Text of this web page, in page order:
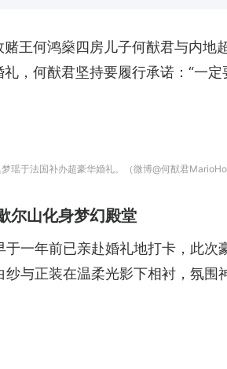
赌王何鸿燊四房儿子何猷君与内地
礼，何猷君坚持要履行承诺：“一
瑶于法国补办超豪华婚礼。（微博@何猷君MarioHo
尔山化身梦幻殿堂
于一年前已亲赴婚礼地打卡，此
纱与正装在温柔光影下相衬，氛围